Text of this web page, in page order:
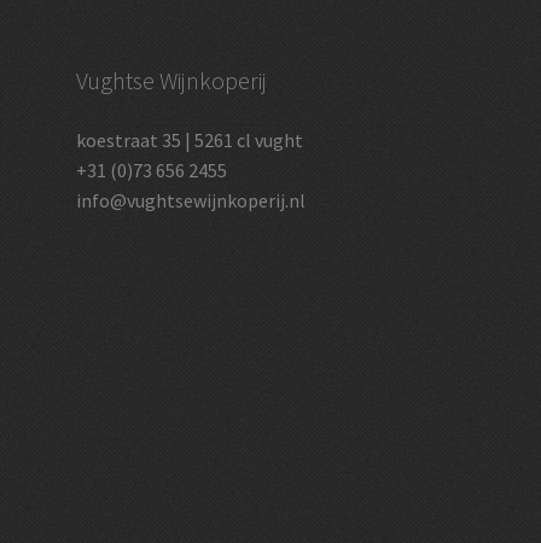
Vughtse Wijnkoperij
koestraat 35 | 5261 cl vught
+31 (0)73 656 2455
info@vughtsewijnkoperij.nl